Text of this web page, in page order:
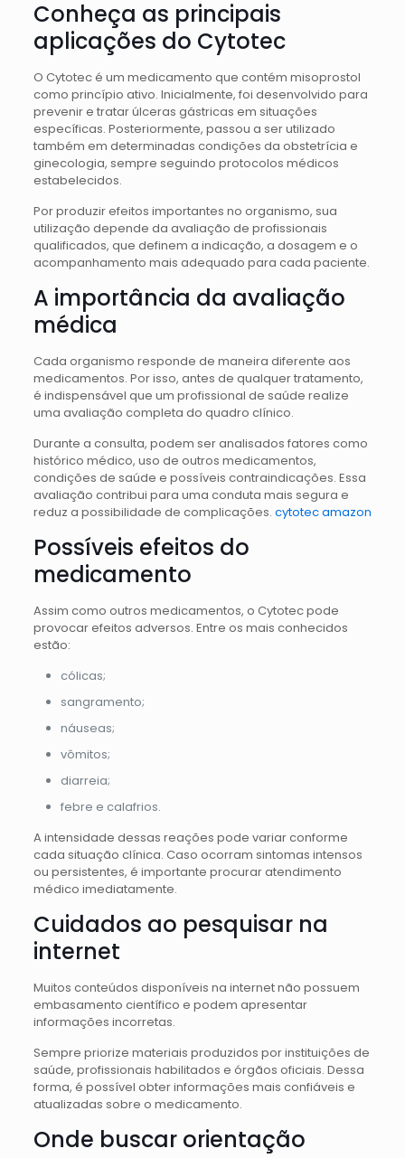
Conheça as principais
aplicações do Cytotec
O Cytotec é um medicamento que contém misoprostol
como princípio ativo. Inicialmente, foi desenvolvido para
prevenir e tratar úlceras gástricas em situações
específicas. Posteriormente, passou a ser utilizado
também em determinadas condições da obstetrícia e
ginecologia, sempre seguindo protocolos médicos
estabelecidos.
Por produzir efeitos importantes no organismo, sua
utilização depende da avaliação de profissionais
qualificados, que definem a indicação, a dosagem e o
acompanhamento mais adequado para cada paciente.
A importância da avaliação
médica
Cada organismo responde de maneira diferente aos
medicamentos. Por isso, antes de qualquer tratamento,
é indispensável que um profissional de saúde realize
uma avaliação completa do quadro clínico.
Durante a consulta, podem ser analisados fatores como
histórico médico, uso de outros medicamentos,
condições de saúde e possíveis contraindicações. Essa
avaliação contribui para uma conduta mais segura e
reduz a possibilidade de complicações. cytotec amazon
Possíveis efeitos do
medicamento
Assim como outros medicamentos, o Cytotec pode
provocar efeitos adversos. Entre os mais conhecidos
estão:
cólicas;
sangramento;
náuseas;
vômitos;
diarreia;
febre e calafrios.
A intensidade dessas reações pode variar conforme
cada situação clínica. Caso ocorram sintomas intensos
ou persistentes, é importante procurar atendimento
médico imediatamente.
Cuidados ao pesquisar na
internet
Muitos conteúdos disponíveis na internet não possuem
embasamento científico e podem apresentar
informações incorretas.
Sempre priorize materiais produzidos por instituições de
saúde, profissionais habilitados e órgãos oficiais. Dessa
forma, é possível obter informações mais confiáveis e
atualizadas sobre o medicamento.
Onde buscar orientação